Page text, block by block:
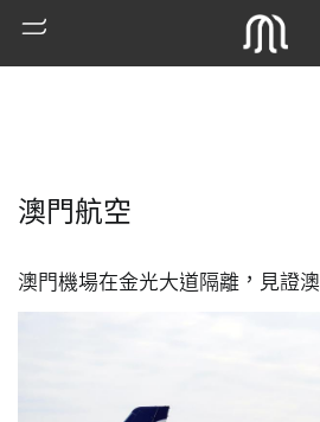
澳門航空
澳門機場在金光大道隔離，見證